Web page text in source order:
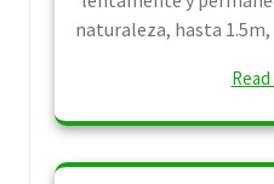
naturaleza, hasta